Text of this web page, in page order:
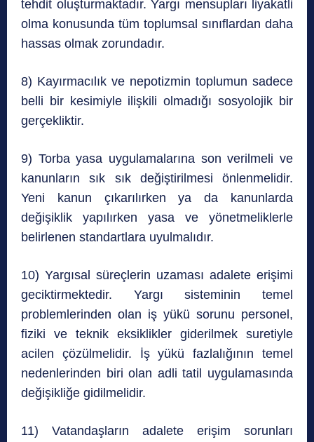
tehdit oluşturmaktadır. Yargı mensupları liyakatli
olma konusunda tüm toplumsal sınıflardan daha
hassas olmak zorundadır.
8) Kayırmacılık ve nepotizmin toplumun sadece
belli bir kesimiyle ilişkili olmadığı sosyolojik bir
gerçekliktir.
9) Torba yasa uygulamalarına son verilmeli ve
kanunların sık sık değiştirilmesi önlenmelidir.
Yeni kanun çıkarılırken ya da kanunlarda
değişiklik yapılırken yasa ve yönetmeliklerle
belirlenen standartlara uyulmalıdır.
10) Yargısal süreçlerin uzaması adalete erişimi
geciktirmektedir. Yargı sisteminin temel
problemlerinden olan iş yükü sorunu personel,
fiziki ve teknik eksiklikler giderilmek suretiyle
acilen çözülmelidir. İş yükü fazlalığının temel
nedenlerinden biri olan adli tatil uygulamasında
değişikliğe gidilmelidir.
11) Vatandaşların adalete erişim sorunları